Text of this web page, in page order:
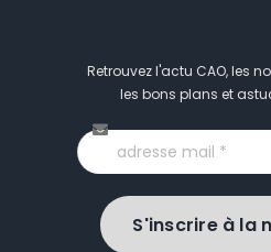
Retrouvez l'actu CAO, les
les bons plans et
S'inscrire à la